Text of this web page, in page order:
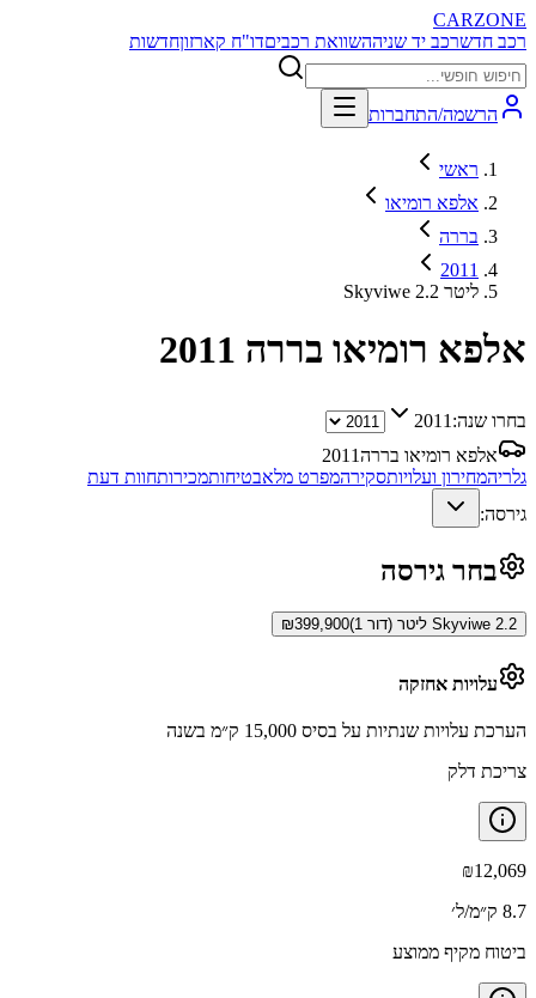
CARZONE
רכב חדשרכב יד שניההשוואת רכביםדו"ח קארזוןחדשות
הרשמה/התחברות
ראשי
אלפא רומיאו
בררה
2011
Skyviwe 2.2 ליטר
אלפא רומיאו בררה 2011
בחרו שנה: 2011
אלפא רומיאו בררה2011
גלריהמחירון ועלויותסקירהמפרט מלאבטיחותמכירותחוות דעת
גירסה:
בחר גירסה
Skyviwe 2.2 ליטר (דור 1) ₪399,900
עלויות אחזקה
הערכת עלויות שנתיות על בסיס 15,000 ק״מ בשנה
צריכת דלק
₪12,069
8.7 ק״מ/ל׳
ביטוח מקיף ממוצע